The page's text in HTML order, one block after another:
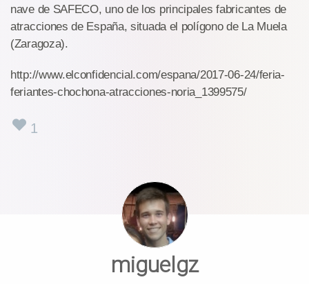
nave de SAFECO, uno de los principales fabricantes de
atracciones de España, situada el polígono de La Muela
(Zaragoza).
http://www.elconfidencial.com/espana/2017-06-24/feria-
feriantes-chochona-atracciones-noria_1399575/
1
miguelgz